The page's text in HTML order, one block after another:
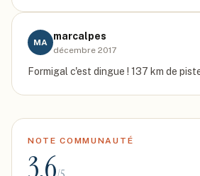
MA
marcalpes
décembre 2017
Formigal c'est dingue ! 137 km de
NOTE COMMUNAUTÉ